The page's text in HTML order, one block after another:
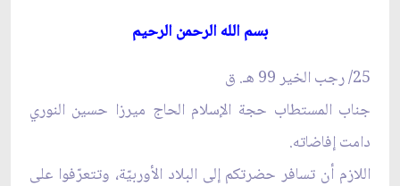
بسم الله الرحمن الرحيم‏
25/ رجب الخير 99 هـ. ق‏
جناب المستطاب حجة الإسلام الحاج ميرزا حسين النوري
دامت إفاضاته.
اللازم أن تسافر حضرتكم إلى البلاد الأوربيّة، وتتعرّفوا على